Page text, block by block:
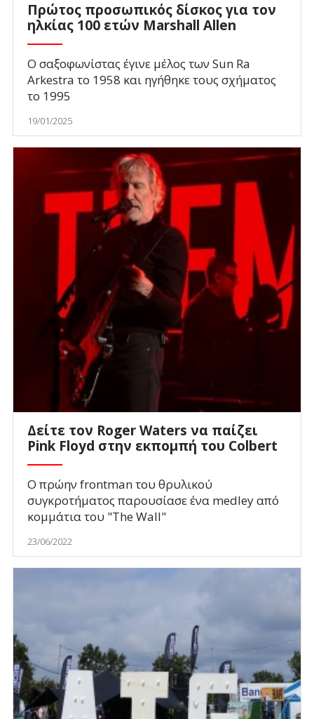
Πρώτος προσωπικός δίσκος για τον
ηλκίας 100 ετών Marshall Allen
O σαξoφωνίστας έγινε μέλος των Sun Ra
Arkestra το 1958 και ηγήθηκε τους σχήματος
το 1995
19/01/2025
Δείτε τον Roger Waters να παίζει
Pink Floyd στην εκπομπή του Colbert
Ο πρώην frontman του θρυλικού
συγκροτήματος παρουσίασε ένα medley από
κομμάτια του "The Wall"
23/06/2022